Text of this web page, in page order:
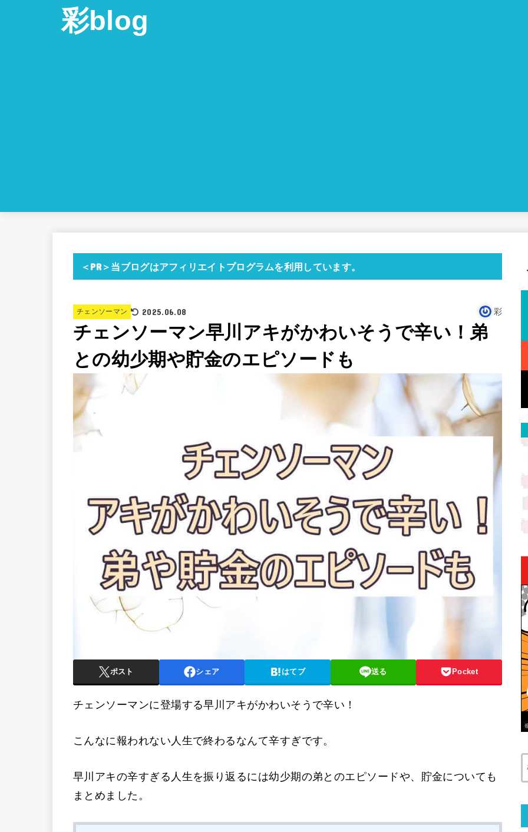
彩blog
＜PR＞当ブログはアフィリエイトプログラムを利用しています。
チェンソーマン 2025.06.08 彩
チェンソーマン早川アキがかわいそうで辛い！弟
との幼少期や貯金のエピソードも
ポスト シェア はてブ 送る Pocket
チェンソーマンに登場する早川アキがかわいそうで辛い！
こんなに報われない人生で終わるなんて辛すぎです。
早川アキの辛すぎる人生を振り返るには幼少期の弟とのエピソードや、貯金についても
まとめました。